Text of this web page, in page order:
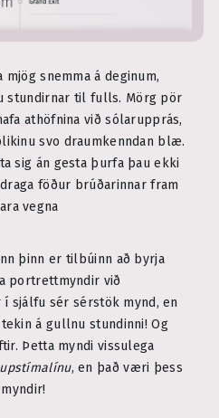
snemma á deginum,
stundirnar til fulls. Mörg pör
athöfnina við sólarupprás,
svo draumkenndan blæ.
sig án gesta þurfa þau ekki
föður brúðarinnar fram
vegna
þinn er tilbúinn að byrja
portrettmyndir við
sjálfu sér sérstök mynd, en
á gullnu stundinni! Og
Þetta myndi vissulega
, en það væri þess